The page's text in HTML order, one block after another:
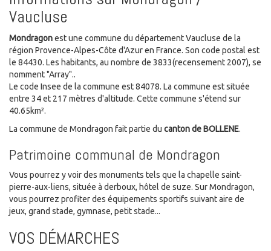
Vaucluse
Mondragonest une commune du département Vaucluse de la
région Provence-Alpes-Côte d'Azur en France. Son code postal est
le 84430. Les habitants, au nombre de 3833(recensement 2007), se
nomment "Array"..
Le code Insee de la commune est 84078. La commune est située
entre 34 et 217 mètres d'altitude. Cette commune s'étend sur
40.65km².
La commune de Mondragon fait partie du canton de BOLLENE.
Patrimoine communal de Mondragon
Vous pourrez y voir des monuments tels que la chapelle saint-
pierre-aux-liens, située à derboux, hôtel de suze. Sur Mondragon,
vous pourrez profiter des équipements sportifs suivant aire de
jeux, grand stade, gymnase, petit stade...
VOS DÉMARCHES